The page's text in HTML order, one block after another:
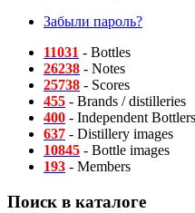
Забыли пароль?
11031 - Bottles
26238 - Notes
25738 - Scores
455 - Brands / distilleries
400 - Independent Bottlers
637 - Distillery images
10845 - Bottle images
193 - Members
Поиск в каталоге